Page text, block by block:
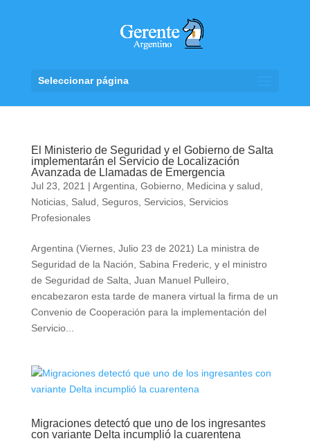
Seleccionar página
El Ministerio de Seguridad y el Gobierno de Salta
implementarán el Servicio de Localización
Avanzada de Llamadas de Emergencia
Jul 23, 2021 | Argentina Gobierno, Medicina y salud
Noticias, Salud Seguros, Servicios, Servicios
Profesionales
Argentina (Viernes, Julio 23 de 2021) La ministra de
Seguridad de la Nación, Sabina Frederic, y el ministro
de Seguridad de Salta, Juan Manuel Pulleiro,
encabezaron esta tarde de manera virtual la firma de un
Convenio de Cooperación para la implementación del
Servicio...
Migraciones detectó que uno de los ingresantes
con variante Delta incumplió la cuarentena